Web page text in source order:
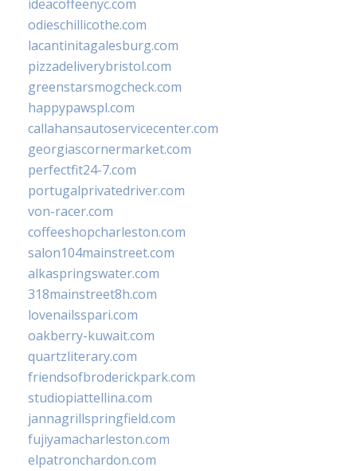
ideacoffeenyc.com
odieschillicothe.com
lacantinitagalesburg.com
pizzadeliverybristol.com
greenstarsmogcheck.com
happypawspl.com
callahansautoservicecenter.com
georgiascornermarket.com
perfectfit24-7.com
portugalprivatedriver.com
von-racer.com
coffeeshopcharleston.com
salon104mainstreet.com
alkaspringswater.com
318mainstreet8h.com
lovenailsspari.com
oakberry-kuwait.com
quartzliterary.com
friendsofbroderickpark.com
studiopiattellina.com
jannagrillspringfield.com
fujiyamacharleston.com
elpatronchardon.com